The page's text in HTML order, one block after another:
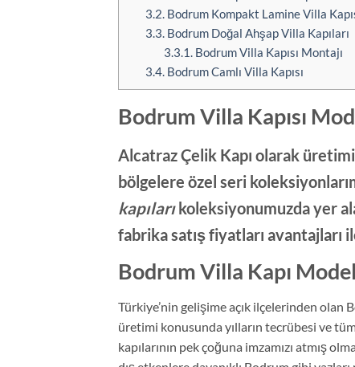
3.2.Bodrum Kompakt Lamine Villa
3.3.Bodrum Doğal Ahşap Villa Kapıları
3.3.1.Bodrum Villa Kapısı Montajı
3.4.Bodrum Camlı Villa Kapısı
Bodrum Villa Kapısı
Alcatraz Çelik Kapı olarak
bölgelere özel seri
kapılarıkoleksiyonumuzda yer
fabrika satış fiyatları avantajları
Bodrum Villa Kapı
Türkiye’nin gelişime açık ilçelerinden
üretimi konusunda yılların tecrübesi ve
kapılarının pek çoğuna imzamızı atmış